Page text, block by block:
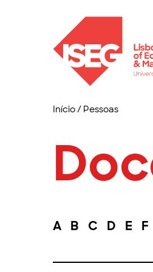
Início/ Pessoas
A B C D E F